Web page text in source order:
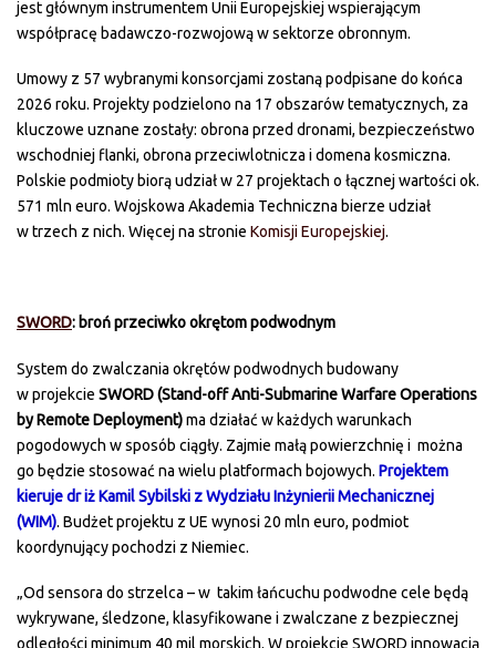
jest głównym instrumentem Unii Europejskiej wspierającym
współpracę badawczo-rozwojową w sektorze obronnym.
Umowy z 57 wybranymi konsorcjami zostaną podpisane do końca
2026 roku. Projekty podzielono na 17 obszarów tematycznych, za
kluczowe uznane zostały: obrona przed dronami, bezpieczeństwo
wschodniej flanki, obrona przeciwlotnicza i domena kosmiczna.
Polskie podmioty biorą udział w 27 projektach o łącznej wartości ok.
571 mln euro. Wojskowa Akademia Techniczna bierze udział
w trzech z nich. Więcej na stronie Komisji Europejskiej.
SWORD: broń przeciwko okrętom podwodnym
System do zwalczania okrętów podwodnych budowany
w projekcie SWORD (Stand-off Anti-Submarine Warfare Operations
by Remote Deployment)ma działać w każdych warunkach
pogodowych w sposób ciągły. Zajmie małą powierzchnię i można
go będzie stosować na wielu platformach bojowych. Projektem
kieruje dr iż Kamil Sybilski z Wydziału Inżynierii Mechanicznej
(WIM). Budżet projektu z UE wynosi 20 mln euro, podmiot
koordynujący pochodzi z Niemiec.
„Od sensora do strzelca – w takim łańcuchu podwodne cele będą
wykrywane, śledzone, klasyfikowane i zwalczane z bezpiecznej
odległości minimum 40 mil morskich. W projekcie SWORD innowacją